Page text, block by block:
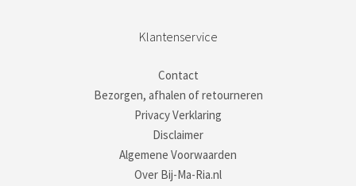
Klantenservice
Contact
Bezorgen, afhalen of retourneren
Privacy Verklaring
Disclaimer
Algemene Voorwaarden
Over Bij-Ma-Ria.nl